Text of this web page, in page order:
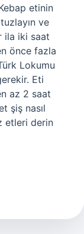
etinin
ve
ila iki saat
önce fazla
Lokumu
Eti
az 2 saat
şiş nasıl
etleri derin